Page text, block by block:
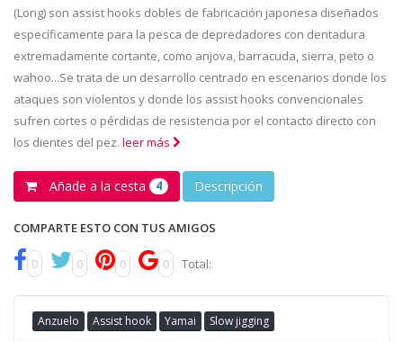
(Long) son assist hooks dobles de fabricación japonesa diseñados
específicamente para la pesca de depredadores con dentadura
extremadamente cortante, como anjova, barracuda, sierra, peto o
wahoo...Se trata de un desarrollo centrado en escenarios donde los
ataques son violentos y donde los assist hooks convencionales
sufren cortes o pérdidas de resistencia por el contacto directo con
los dientes del pez. leer más
Añade a la cesta 4 Descripción
COMPARTE ESTO CON TUS AMIGOS
0 0 0 0 Total:
Anzuelo Assist hook Yamai Slow jigging